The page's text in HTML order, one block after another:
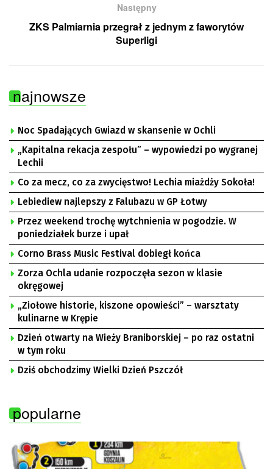
Następny
ZKS Palmiarnia przegrał z jednym z faworytów
Superligi
najnowsze
Noc Spadających Gwiazd w skansenie w Ochli
„Kapitalna rekacja zespołu” – wypowiedzi po wygranej
Lechii
Co za mecz, co za zwycięstwo! Lechia miażdży Sokoła!
Lebiediew najlepszy z Falubazu w GP Łotwy
Przez weekend trochę wytchnienia w pogodzie. W
poniedziałek burze i upał
Corno Brass Music Festival dobiegł końca
Zorza Ochla udanie rozpoczęła sezon w klasie
okręgowej
„Ziołowe historie, kiszone opowieści” – warsztaty
kulinarne w Krępie
Dzień otwarty na Wieży Braniborskiej – po raz ostatni
w tym roku
Dziś obchodzimy Wielki Dzień Pszczół
popularne